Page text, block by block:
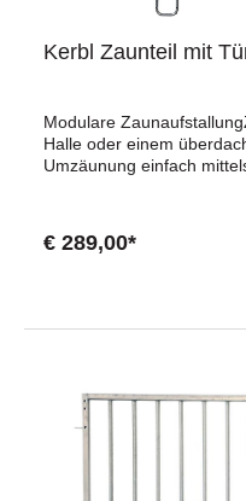
Kerbl Zaunteil mit
Modulare
Halle oder einem
Umzäunung einfach
Boden verankert.
Anforderungen
und Fressplätzen,
€ 289,00*